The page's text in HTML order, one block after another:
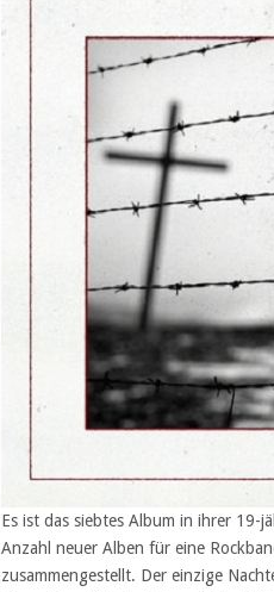
Es ist das siebtes Album in ihrer 19-
Anzahl neuer Alben für eine
zusammengestellt. Der einzige